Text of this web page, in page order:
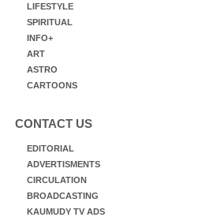
LIFESTYLE
SPIRITUAL
INFO+
ART
ASTRO
CARTOONS
CONTACT US
EDITORIAL
ADVERTISMENTS
CIRCULATION
BROADCASTING
KAUMUDY TV ADS